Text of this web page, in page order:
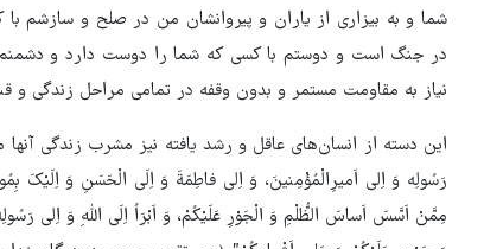
شما و به بیزاری‏ از یاران و پیروانشان من در صلح و سازشم
در جنگ است و دوستم با کسی که شما را دوست دارد و دشمنم
نیاز به مقاومت مستمر و بدون وقفه در تمامی مراحل زندگی
این دسته از انسان‌های عاقل و رشد یافته نیز مشرب زندگی آنها
رَسُولِه وَ اِلی اَمیرِالْمُؤْمِنینَ، وَ اِلی فاطِمَةَ وَ اِلَی الْحَسَنِ وَ اِلَیْکَ
مِمَّنْ اَسَّسَ اَساسَ الظُّلْمِ وَ الْجَوْرِ عَلَیْکُمْ، وَ اَبْرَاُ اِلَی اللّهِ وَ اِلی